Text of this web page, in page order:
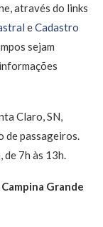
através do links
eCadastro
sejam
Claro, SN,
passageiros.
7h às 13h.
Grande